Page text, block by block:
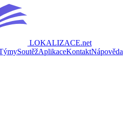
LOKALIZACE.net
SoutěžAplikaceKontaktNápověda